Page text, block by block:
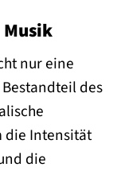
Musik
nur eine
des
die Intensität
die